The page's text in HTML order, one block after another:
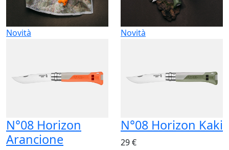
Novità
N°08 Horizon
Arancione
Novità
N°08 Horizon Kaki
29 €